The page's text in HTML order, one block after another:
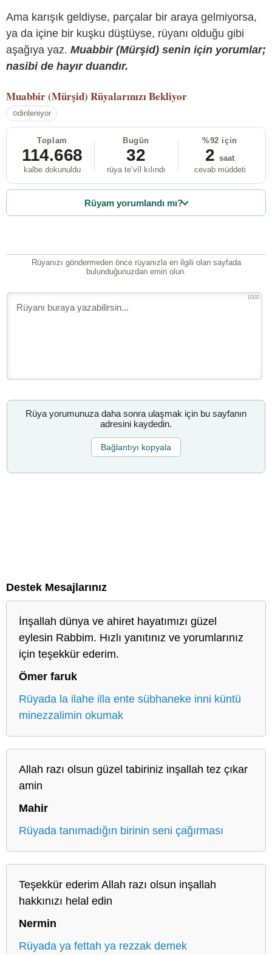
Ama karışık geldiyse, parçalar bir araya gelmiyorsa,
ya da içine bir kuşku düştüyse, rüyanı olduğu gibi
aşağıya yaz. Muabbir (Mürşid) senin için yorumlar;
nasibi de hayır duandır.
Muabbir (Mürşid) Rüyalarınızı Bekliyor
dinleniyor
Toplam
114.668
kalbe dokunuldu
Bugün
32
rüya te’vîl kılındı
%92 için
2 saat
cevab müddeti
Rüyam yorumlandı mı?
Rüyanızı göndermeden önce rüyanızla en ilgili olan sayfada
bulunduğunuzdan emin olun.
1000
Rüya yorumunuza daha sonra ulaşmak için bu sayfanın
adresini kaydedin.
Bağlantıyı kopyala
Destek Mesajlarınız
İnşallah dünya ve ahiret hayatımızı güzel
eylesin Rabbim. Hızlı yanıtınız ve yorumlarınız
için teşekkür ederim.
Ömer faruk
Rüyada la ilahe illa ente sübhaneke inni küntü
minezzalimin okumak
Allah razı olsun güzel tabiriniz inşallah tez çıkar
amin
Mahir
Rüyada tanımadığın birinin seni çağırması
Teşekkür ederim Allah razı olsun inşallah
hakkınızı helal edin
Nermin
Rüyada ya fettah ya rezzak demek